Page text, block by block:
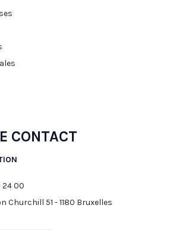
CONTACT
24 00
Churchill 51 - 1180 Bruxelles